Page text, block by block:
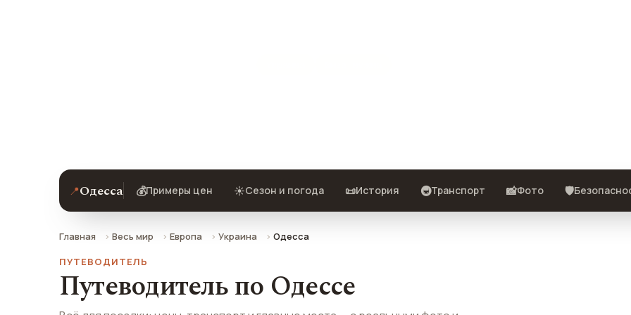
📍Одесса 💰Примеры цен ☀️Сезон и погода 📜История 🚇Транспорт 📸Фото 🛡️
Главная Весь мир Европа Украина
Одесса
ПУТЕВОДИТЕЛЬ
Путеводитель по Одессе